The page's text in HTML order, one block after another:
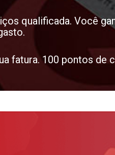
qualificada. Você
fatura. 100 pontos de